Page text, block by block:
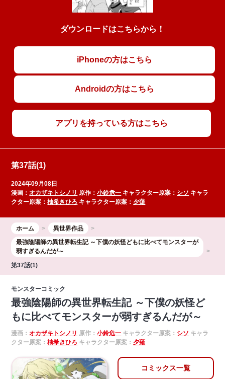
ダウンロードはこちらから！
iPhoneの方はこちら
Androidの方はこちら
アプリを持っている方はこちら
第37話(1)
2024年09月08日
漫画：オカザキトシノリ 原作：小鈴危一 キャラクター原案： シソ キャラ
クター原案：柚希きひろ キャラクター原案： 夕薙
ホーム
異世界作品
最強陰陽師の異世界転生記 ～下僕の妖怪どもに比べてモンスターが
弱すぎるんだが～
第37話(1)
モンスターコミック
最強陰陽師の異世界転生記 ～下僕の妖怪ど
もに比べてモンスターが弱すぎるんだが～
漫画：オカザキトシノリ 原作：小鈴危一 キャラクター原案： シソ キャラ
クター原案：柚希きひろ キャラクター原案： 夕薙
コミックス一覧